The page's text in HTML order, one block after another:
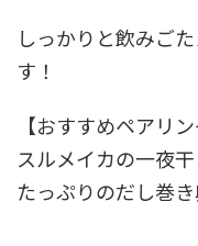
しっかりと飲みご
す！
【おすすめペアリン
スルメイカの一夜
たっぷりのだし巻